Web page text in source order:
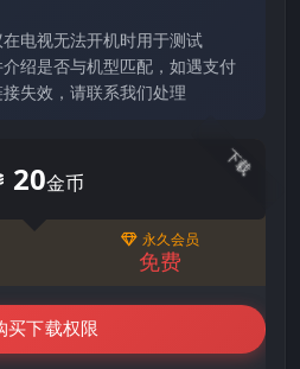
电视无法开机时用于测试
绍是否与机型匹配，如遇支付
失效，请联系我们处理
下载
20金币
永久会员
免费
买下载权限